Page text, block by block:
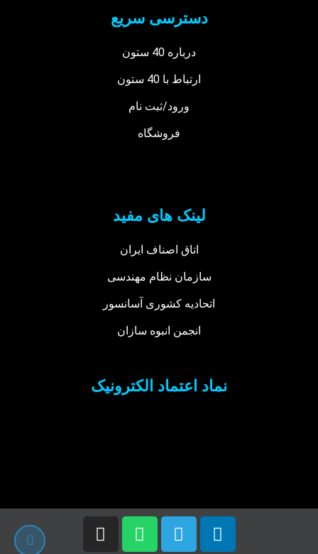
دسترسی سریع
درباره 40 ستون
ارتباط با 40 ستون
ورود/ثبت نام
فروشگاه
لینک های مفید
اتاق اصناف ایران
سازمان نظام مهندسی
اتحادیه کشوری آسانسور
انجمن انبوه سازان
نماد اعتماد الکترونیک